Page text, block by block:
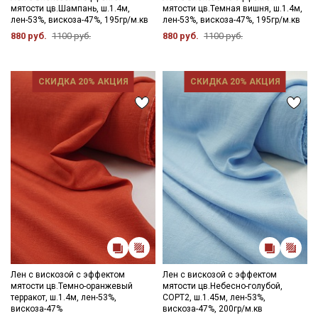
- стирка до 40С;
- сушить в подвешенном и расправленном состоянии, не
пересушивать;
Цветопередача (тон) может отличаться от оригинального
цвета ткани в зависимости от настроек вашего монитора и в
зависимости от партии.
мятости цв.Шампань, ш.1.4м,
лен-53%, вискоза-47%, 195гр/м.кв
880 руб. 1100 руб.
мятости цв.Темная вишня, ш.1.4м,
лен-53%, вискоза-47%, 195гр/м.кв
880 руб. 1100 руб.
СКИДКА 20% АКЦИЯ
Лен с вискозой с эффектом
мятости цв.Темно-оранжевый
терракот, ш.1.4м, лен-53%,
вискоза-47%
СКИДКА 20% АКЦИЯ
Лен с вискозой с эффектом
мятости цв.Небесно-голубой,
СОРТ2, ш.1.45м, лен-53%,
вискоза-47%, 200гр/м.кв
Секретная рассылка от Купава